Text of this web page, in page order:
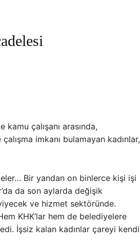
çalışanı arasında,
imkanı bulamayan kadınlar,
Bir yandan on binlerce kişi işi
da son aylarda değişik
ve hizmet sektöründe.
KHK’lar hem de belediyelere
İşsiz kalan kadınlar çareyi kendi